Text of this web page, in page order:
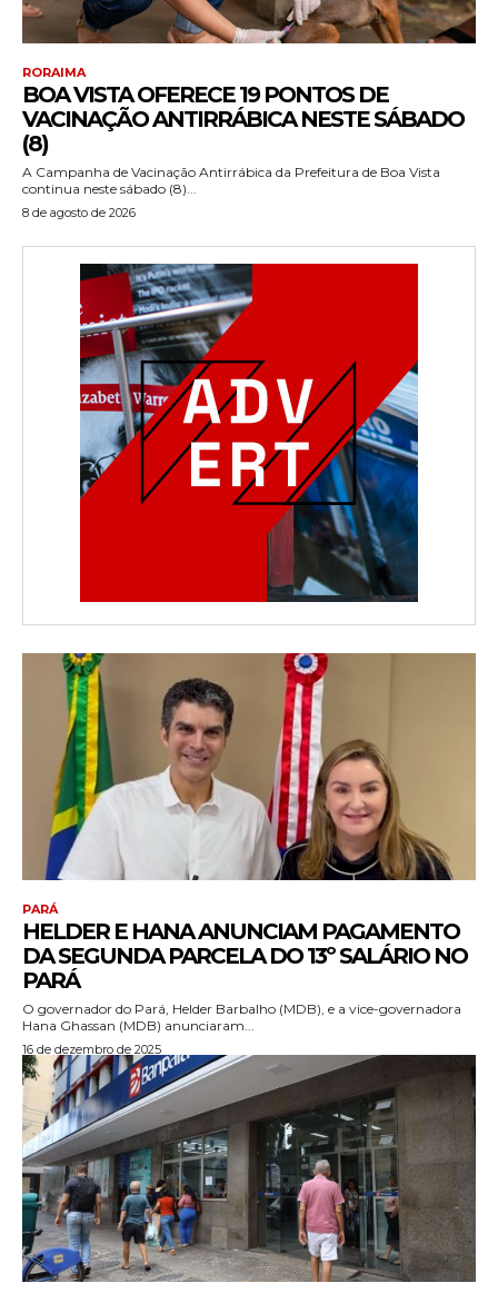
RORAIMA
BOA VISTA OFERECE 19 PONTOS DE
VACINAÇÃO ANTIRRÁBICA NESTE SÁBADO
(8)
A Campanha de Vacinação Antirrábica da Prefeitura de Boa Vista
continua neste sábado (8)...
8 de agosto de 2026
PARÁ
HELDER E HANA ANUNCIAM PAGAMENTO
DA SEGUNDA PARCELA DO 13º SALÁRIO NO
PARÁ
O governador do Pará, Helder Barbalho (MDB), e a vice-governadora
Hana Ghassan (MDB) anunciaram...
16 de dezembro de 2025